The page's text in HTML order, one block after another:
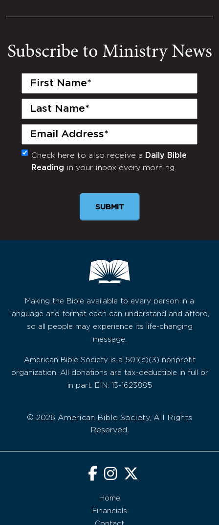
Subscribe to Ministry News
First
Last
Email
(Required)
Monthly
Newsletter
Check here to also receive a Daily Bible
Reading in your inbox every morning.
SUBMIT
Making the Bible available to every person in a
language and format each can understand and afford,
so all people may experience its life-changing
message.
American Bible Society is a 501(c)(3) nonprofit
organization. All donations are tax-deductible in full or
in part. EIN: 13-1623885
© 2026 American Bible Society, All Rights
Reserved.
Home
Financials
Contact